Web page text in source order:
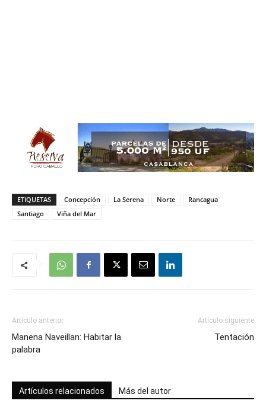
ETIQUETAS Concepción La Serena Norte
Rancagua
Santiago
Viña del Mar
Artículo anterior
Manena Naveillan: Habitar la
palabra
Artículo siguiente
Tentación
Artículos relacionados Más del autor